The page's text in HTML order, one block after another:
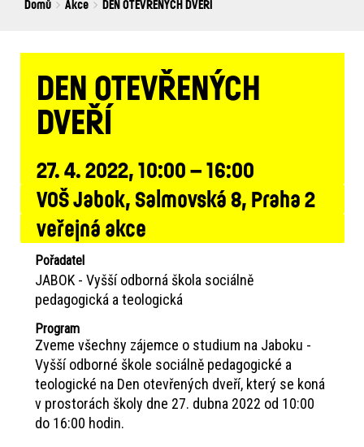
Breadcrumbs
You
Domů Akce DEN OTEVŘENÝCH DVEŘÍ
DEN OTEVŘENÝCH
DVEŘÍ
27. 4. 2022, 10:00 – 16:00
VOŠ Jabok, Salmovská 8, Praha 2
veřejná akce
Pořadatel
JABOK - Vyšší odborná škola sociálně
pedagogická a teologická
Program
Zveme všechny zájemce o studium na Jaboku -
Vyšší odborné škole sociálně pedagogické a
teologické na Den otevřených dveří, který se koná
v prostorách školy dne 27. dubna 2022 od 10:00
do 16:00 hodin.